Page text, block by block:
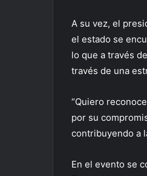
A su vez, el
el estado se
lo que a través
través de una
“Quiero
por su
contribuyendo a
En el evento se